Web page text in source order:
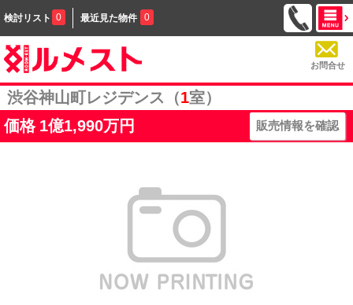
検討リスト 0 最近見た物件 0
お問合せ
渋谷神山町レジデンス（1室）
価格 1億1,990万円 販売情報を確認